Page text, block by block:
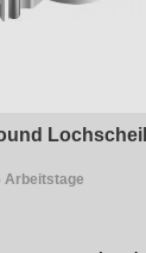
Arbeitstage